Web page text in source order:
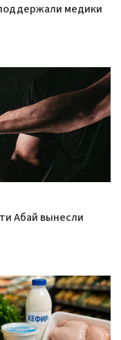
медики
Абай вынесли